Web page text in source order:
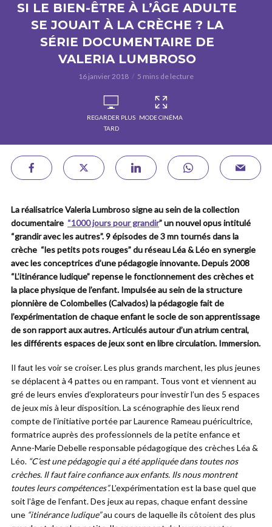
SI LE BIEN-ÊTRE À L’ÂGE ADULTE
SE JOUAIT À LA CRÈCHE ? LA
SÉRIE DOCUMENTAIRE DE
VALERIA LUMBROSO
16 janvier 2018 5 mins de lecture
REGARDER PLUS
TARD
MODE CINÉMA
La réalisatrice Valeria Lumbroso signe au sein de la collection
documentaire “1000 jours pour grandir” un nouvel opus intitulé
“grandir avec les autres”. 9 épisodes de 3 mn tournés dans la
crèche “les petits pots rouges” du réseau Léa & Léo en synergie
avec les conceptrices d’une pédagogie innovante. Depuis 2008
“L’itinérance ludique” repense le fonctionnement des crèches et
la place physique de l’enfant. Impulsée au sein de la structure
pionnière de Colombelles (Calvados) la pédagogie fait de
l’expérimentation de chaque enfant le socle de son apprentissage
de son rapport aux autres. Articulés autour d’un atrium central,
les différents espaces de jeux sont en libre circulation. Immersion.
Il faut les voir se croiser. Les plus grands marchent, les plus jeunes
se déplacent à 4 pattes ou en rampant. Tous vont et viennent au
gré de leurs envies d’explorateurs pour investir l’un des 5 espaces
de jeux mis à leur disposition. La scénographie des lieux rend
compte de l’initiative portée par Laurence Rameau puéricultrice,
formatrice auprès des professionnels de la petite enfance et
Anne-Marie Debelle responsable pédagogique des crèches Léa &
Léo. “C’est une pédagogie qui a été appliquée dans toutes nos
crèches. Il faut faire confiance aux enfants. Ils nous montrent
toutes leurs compétences”.L’expérimentation est la base quel que
soit l’âge de l’enfant. Des jeux au repas, chaque enfant dessine
une “itinérance ludique”au cours de laquelle ils côtoient des plus